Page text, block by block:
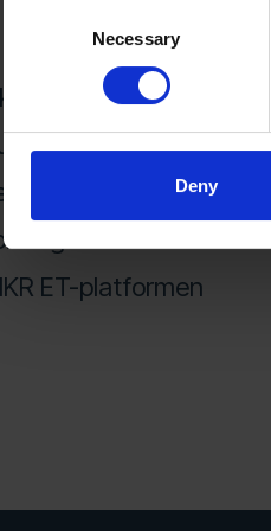
Necessary
Deny
op til ca. 350
design
drift
ET-platformen